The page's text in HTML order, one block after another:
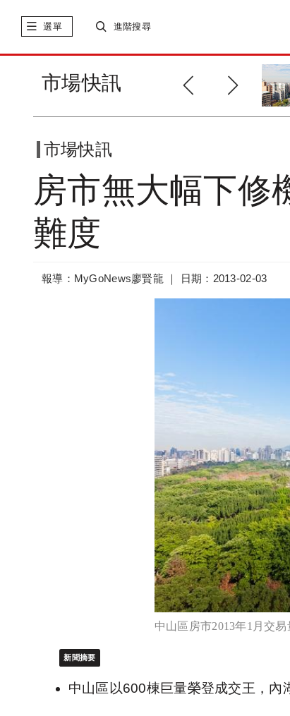
選單 進階搜尋
市場快訊
隆站公營住宅2013農曆年前開
選屋
市場快訊
房市無大幅下修
難度
報導：MyGoNews廖賢龍 ｜ 日期：2013-02-03
中山區房市2013年1月交
新聞摘要
中山區以600棟巨量榮登成交王，內